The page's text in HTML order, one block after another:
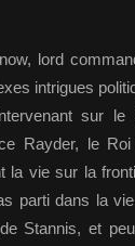
lord
intrigues
sur
Rayder, le
la vie sur la
parti dans la
Stannis, et